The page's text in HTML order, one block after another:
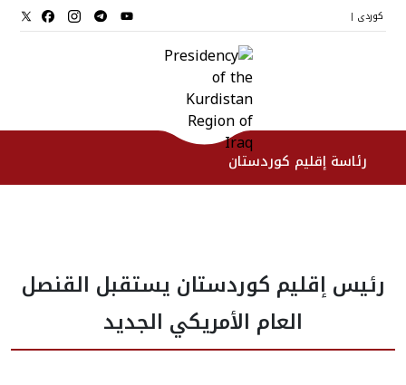
کوردی |
رئاسة إقليم كوردستان
نواب الرئيس
طاقم الرئاسة
رئيس إقليم كوردستان يستقبل القنصل
العام الأمريكي الجديد